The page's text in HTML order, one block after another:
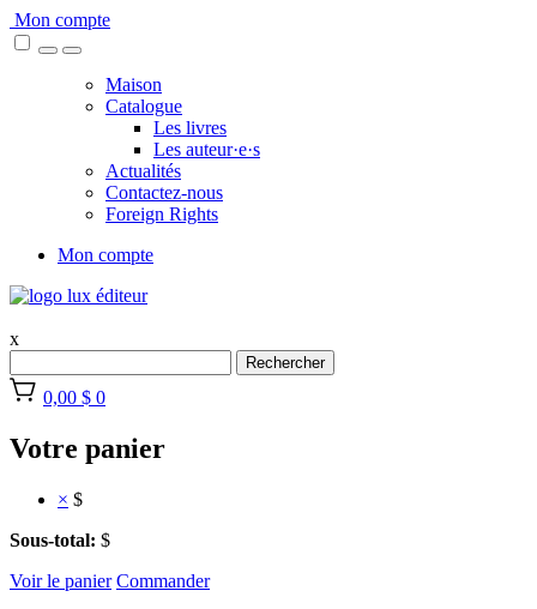
Skip
to
Mon compte
Maison
Catalogue
Les livres
Les auteur·e·s
Actualités
Contactez-nous
Foreign Rights
Mon compte
x
Rechercher
0,00 $ 0
Votre panier
× $
Sous-total: $
Voir le panier Commander